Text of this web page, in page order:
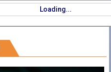
Loading...